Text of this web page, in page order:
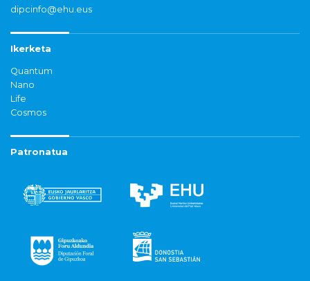
dipcinfo@ehu.eus
Ikerketa
Quantum
Nano
Life
Cosmos
Patronatua